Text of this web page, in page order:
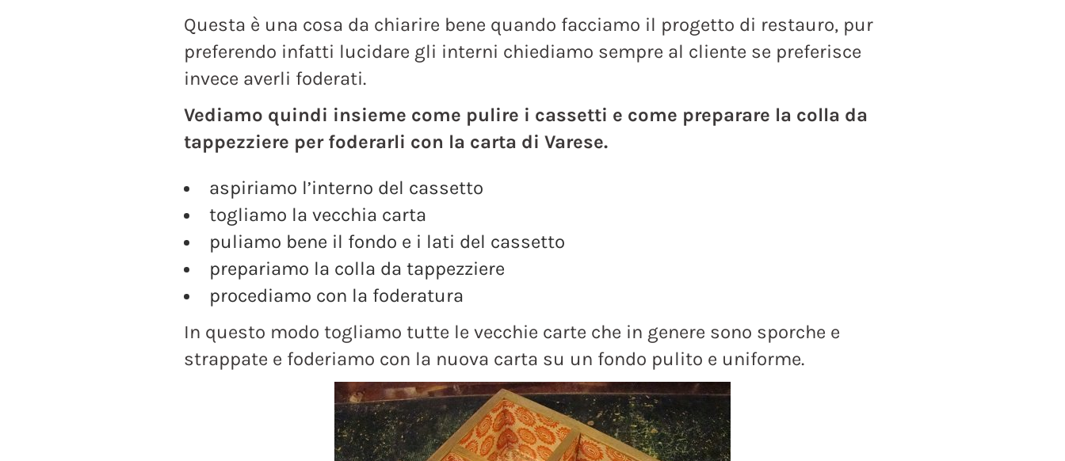
Questa è una cosa da chiarire bene quando facciamo il progetto di restauro, pur
preferendo infatti lucidare gli interni chiediamo sempre al cliente se preferisce
invece averli foderati.
Vediamo quindi insieme come pulire i cassetti e come preparare la colla da
tappezziere per foderarli con la carta di Varese.
aspiriamo l’interno del cassetto
togliamo la vecchia carta
puliamo bene il fondo e i lati del cassetto
prepariamo la colla da tappezziere
procediamo con la foderatura
In questo modo togliamo tutte le vecchie carte che in genere sono sporche e
strappate e foderiamo con la nuova carta su un fondo pulito e uniforme.